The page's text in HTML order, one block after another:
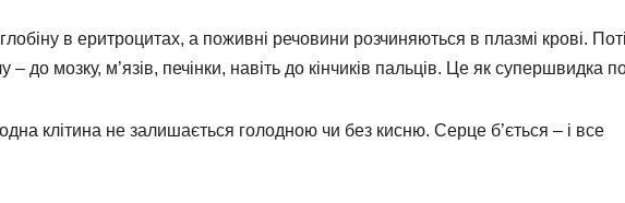
в еритроцитах, а поживні речовини розчиняються в плазмі крові.
– до мозку, м’язів, печінки, навіть до кінчиків пальців. Це як супершвидка
клітина не залишається голодною чи без кисню. Серце б’ється – і все